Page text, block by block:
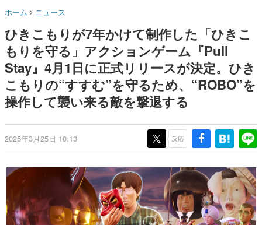
名作ゲームクリエイターの方々に製作時のエピソードをお
きます。
赫本
この物語を解いてはいけない。『赫本』は、〈試験問題〉
の形をした短編ホラー小説集です。
新世代に訊く
これからのデジタルゲーム市場を担う若きクリエイター達
ゲーム世代の作家たち
ゲームに多大な影響を受けた作家さんに取材し、ゲームが
画です。
日本モバイルゲーム産業史
日本のモバイルゲーム史における主要なトピック・タイト
ルを網羅するほか、開発者へのインタビューや識者による
解説を掲載。約20年の歴史が一望できる決定版！
しく食べられるカレーラーメン
ホーム ニュース
ひきこもりが7年かけて制作した「ひきこ
もりを守る」アクションゲーム『Pull
Stay』4月1日に正式リリースが決定。ひき
こもりの“すすむ”を守るため、“ROBO”を
操作して襲い来る敵を撃退する
2025年3月25日 10:13 反応